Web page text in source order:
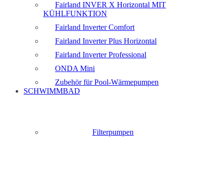
Fairland INVER X Horizontal MIT
KÜHLFUNKTION
Fairland Inverter Comfort
Fairland Inverter Plus Horizontal
Fairland Inverter Professional
ONDA Mini
Zubehör für Pool-Wärmepumpen
SCHWIMMBAD
Filterpumpen